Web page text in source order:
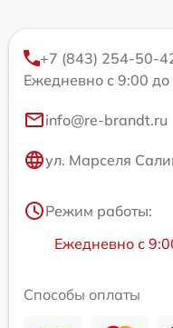
+7 (843) 254-50-
Ежедневно с 9:00
info@re-brandt.ru
ул. Марселя
Режим работы:
Ежедневно с
Способы оплаты